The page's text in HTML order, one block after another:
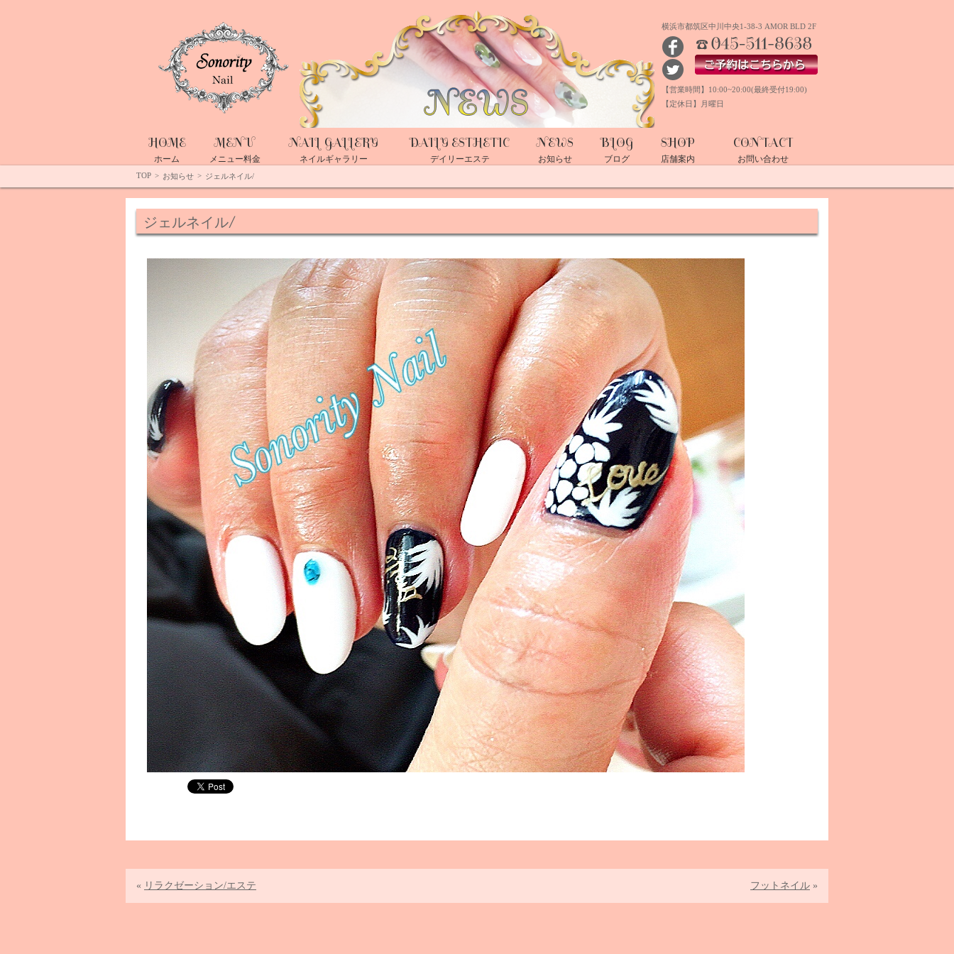
横浜市都筑区中川中央1-38-3 AMOR BLD 2F
【営業時間】10:00~20:00(最終受付19:00)
【定休日】月曜日
HOME
ホーム
MENU
メニュー料金
NAIL GALLERY
ネイルギャラリー
DAILY ESTHETIC
デイリーエステ
NEWS
お知らせ
BLOG
ブログ
SHOP
店舗案内
CONTACT
お問い合わせ
TOP > お知らせ > ジェルネイル/
ジェルネイル/
« リラクゼーション/エステ フットネイル »